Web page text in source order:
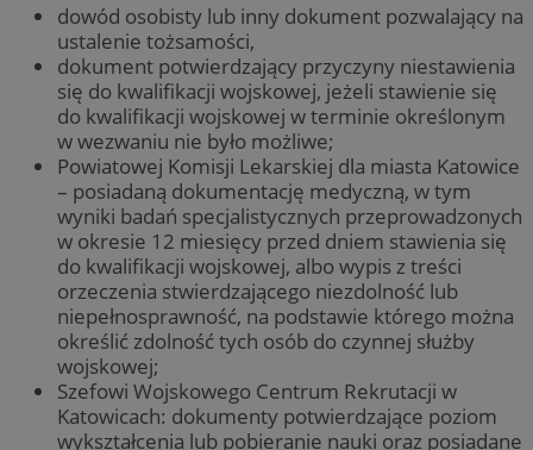
dowód osobisty lub inny dokument pozwalający na
ustalenie tożsamości,
dokument potwierdzający przyczyny niestawienia
się do kwalifikacji wojskowej, jeżeli stawienie się
do kwalifikacji wojskowej w terminie określonym
w wezwaniu nie było możliwe;
Powiatowej Komisji Lekarskiej dla miasta Katowice
– posiadaną dokumentację medyczną, w tym
wyniki badań specjalistycznych przeprowadzonych
w okresie 12 miesięcy przed dniem stawienia się
do kwalifikacji wojskowej, albo wypis z treści
orzeczenia stwierdzającego niezdolność lub
niepełnosprawność, na podstawie którego można
określić zdolność tych osób do czynnej służby
wojskowej;
Szefowi Wojskowego Centrum Rekrutacji w
Katowicach: dokumenty potwierdzające poziom
wykształcenia lub pobieranie nauki oraz posiadane